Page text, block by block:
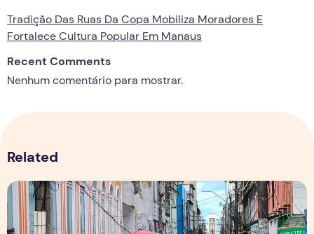
Tradição Das Ruas Da Copa Mobiliza Moradores E
Fortalece Cultura Popular Em Manaus
Recent Comments
Nenhum comentário para mostrar.
Related
Copa aquece vendas em setores específicos, mas não